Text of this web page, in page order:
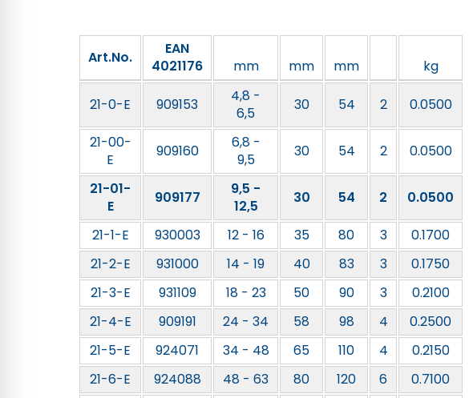
Art.No.
EAN
4021176
mm mm mm kg
21-0-E 909153
4,8 -
6,5
30 54 2 0.0500
21-00-
E
909160
6,8 -
9,5
30 54 2 0.0500
21-01-
E
909177
9,5 -
12,5
30 54 2 0.0500
21-1-E 930003 12 - 16 35 80 3
0.1700
21-2-E
931000 14 - 19 40 83 3
0.1750
21-3-E
931109 18 - 23 50 90 3
0.2100
21-4-E
909191 24 - 34 58 98 4
0.2500
21-5-E
924071 34 - 48 65 110 4
0.2150
21-6-E
924088 48 - 63 80 120 6
0.7100